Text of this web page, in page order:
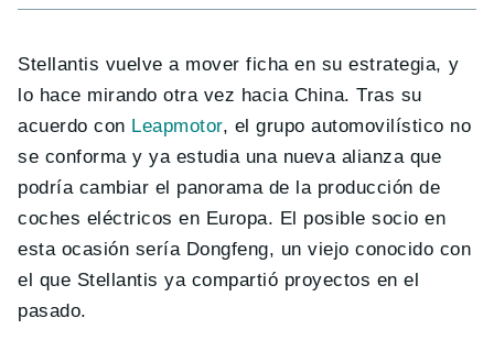
Stellantis vuelve a mover ficha en su estrategia, y
lo hace mirando otra vez hacia China. Tras su
acuerdo con Leapmotor, el grupo automovilístico no
se conforma y ya estudia una nueva alianza que
podría cambiar el panorama de la producción de
coches eléctricos en Europa. El posible socio en
esta ocasión sería Dongfeng, un viejo conocido con
el que Stellantis ya compartió proyectos en el
pasado.